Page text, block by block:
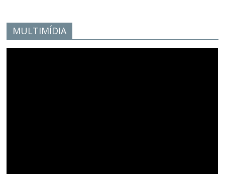
MULTIMÍDIA